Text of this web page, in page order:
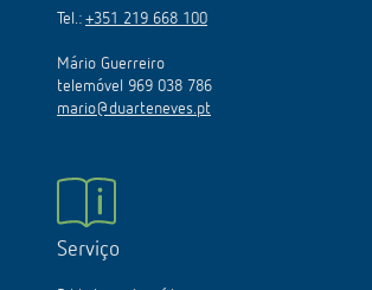
Tel.: +351 219 668 100
Mário Guerreiro
telemóvel 969 038 786
mario@duarteneves.pt
Serviço